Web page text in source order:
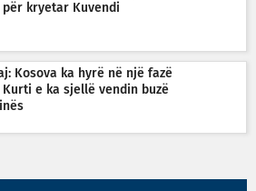
për kryetar Kuvendi
Kosova ka hyrë në një fazë
e ka sjellë vendin buzë